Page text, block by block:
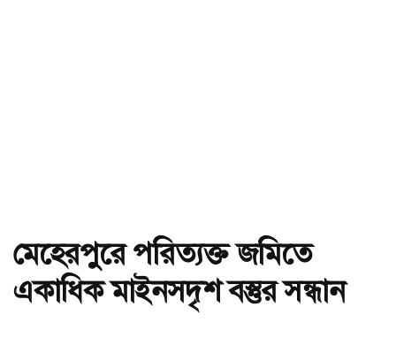
মেহেরপুরে পরিত্যক্ত জমিতে
একাধিক মাইনসদৃশ বস্তুর সন্ধান